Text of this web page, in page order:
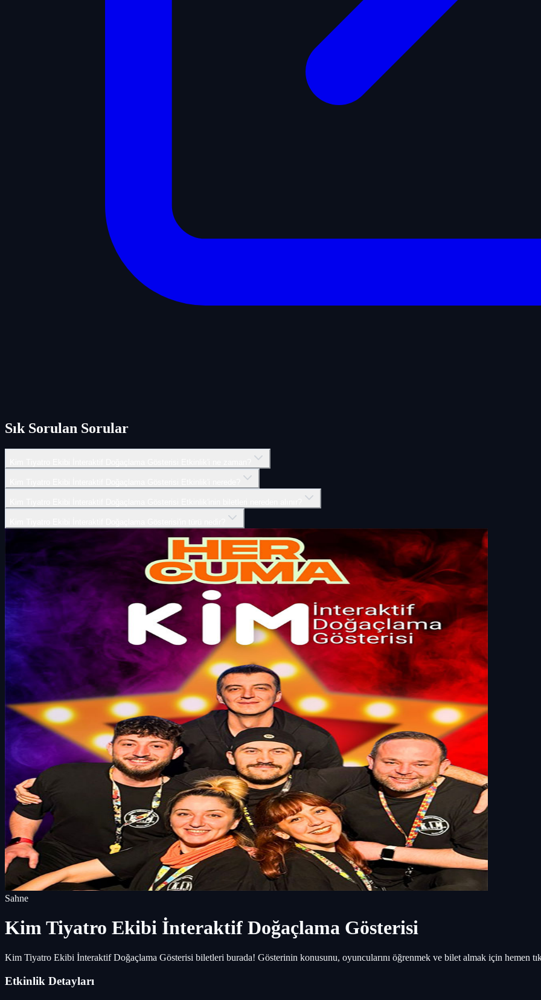
Sık Sorulan Sorular
Sahne
Kim Tiyatro Ekibi İnteraktif Doğaçlama Gösterisi
Kim Tiyatro Ekibi İnteraktif Doğaçlama Gösterisi biletleri burada! Gösterinin konusunu, oyuncularını öğrenmek ve bilet almak için hemen
Etkinlik Detayları